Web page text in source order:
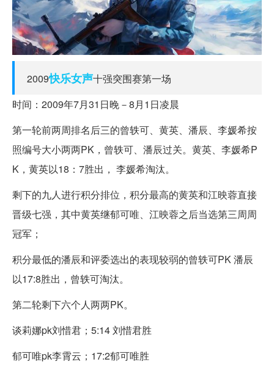
2009快乐女声十强突围赛第一场
时间：2009年7月31日晚－8月1日凌晨
第一轮前两周排名后三的曾轶可、黄英、潘辰、李媛希按
照编号大小两两PK，曾轶可、潘辰过关。黄英、李媛希P
K，黄英以18：7胜出， 李媛希淘汰。
剩下的九人进行积分排位，积分最高的黄英和江映蓉直接
晋级七强，其中黄英继郁可唯、江映蓉之后当选第三周周
冠军；
积分最低的潘辰和评委选出的表现较弱的曾轶可PK 潘辰
以17:8胜出，曾轶可淘汰。
第二轮剩下六个人两两PK。
谈莉娜pk刘惜君；5:14 刘惜君胜
郁可唯pk李霄云；17:2郁可唯胜